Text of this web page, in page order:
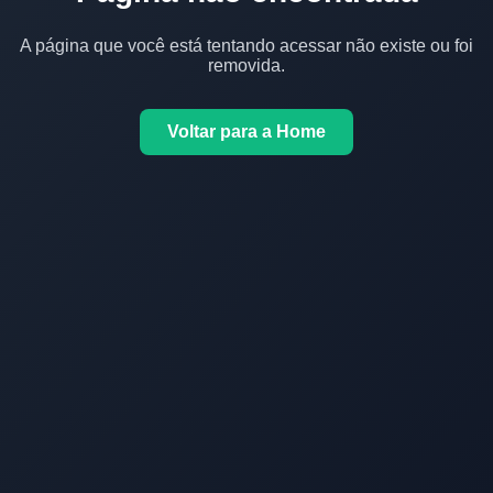
A página que você está tentando acessar não existe ou foi
removida.
Voltar para a Home